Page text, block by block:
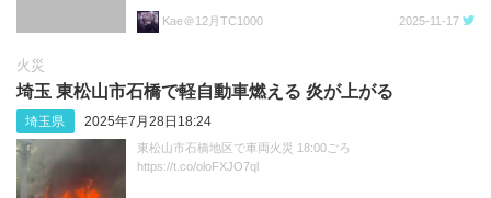
Kae＠12月TC1000 2025-11-17
火災
埼玉 東松山市石橋で軽自動車燃える 炎が上がる
埼玉県 2025年7月28日18:24
東松山市石橋地区で車両火災 18:00ごろ
https://t.co/oloFXJO7ql